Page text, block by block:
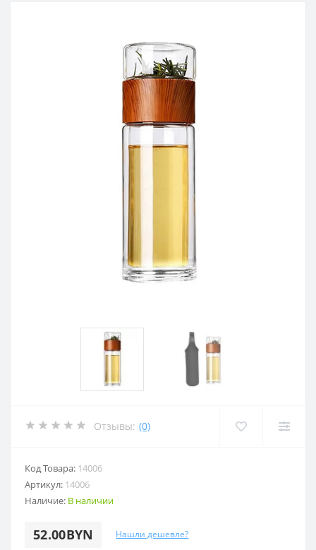
Отзывы: (0)
Код Товара: 14006
Артикул: 14006
Наличие: В наличии
52.00BYN Нашли дешевле?